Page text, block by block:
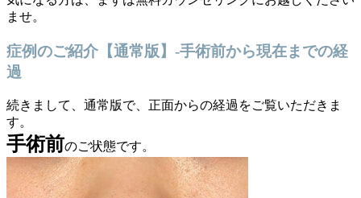
ませ。
症例のご紹介【通常版】-手術前から現在までの経
過
続きまして、通常版で、正面からの経過をご覧いただきま
す。
手術前のご状態です。